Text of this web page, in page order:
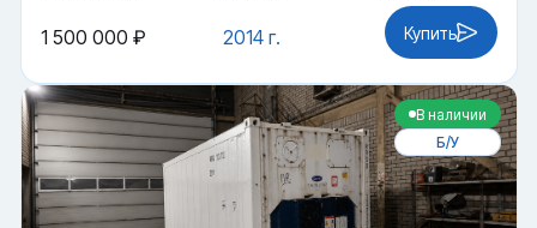
2014 г.
1 500 000 ₽ Купить
В наличии
Б/У